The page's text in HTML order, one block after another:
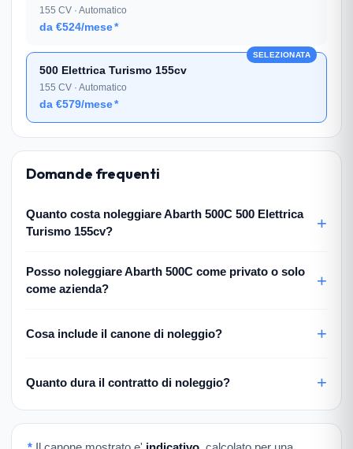
155 CV · Automatico
da €524/mese*
500 Elettrica Turismo 155cv
155 CV · Automatico
da €579/mese*
SELEZIONATA
Domande frequenti
Quanto costa noleggiare Abarth 500C 500 Elettrica
Turismo 155cv?
Posso noleggiare Abarth 500C come privato o solo
come azienda?
Cosa include il canone di noleggio?
Quanto dura il contratto di noleggio?